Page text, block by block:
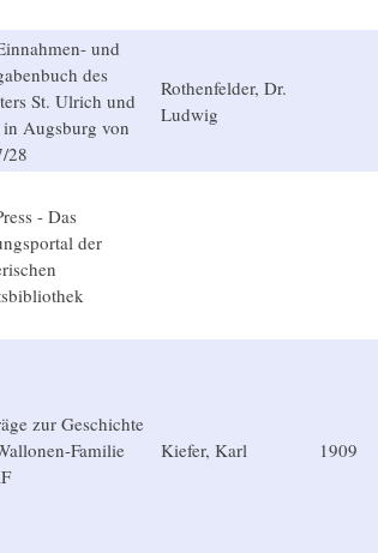
und
des
St. Ulrich und
Augsburg von
28
Rothenfelder, Dr.
Ludwig
- Das
der
zur Geschichte
Familie
Kiefer, Karl 1909